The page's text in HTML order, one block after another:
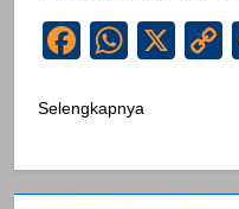
X
Selengkapnya